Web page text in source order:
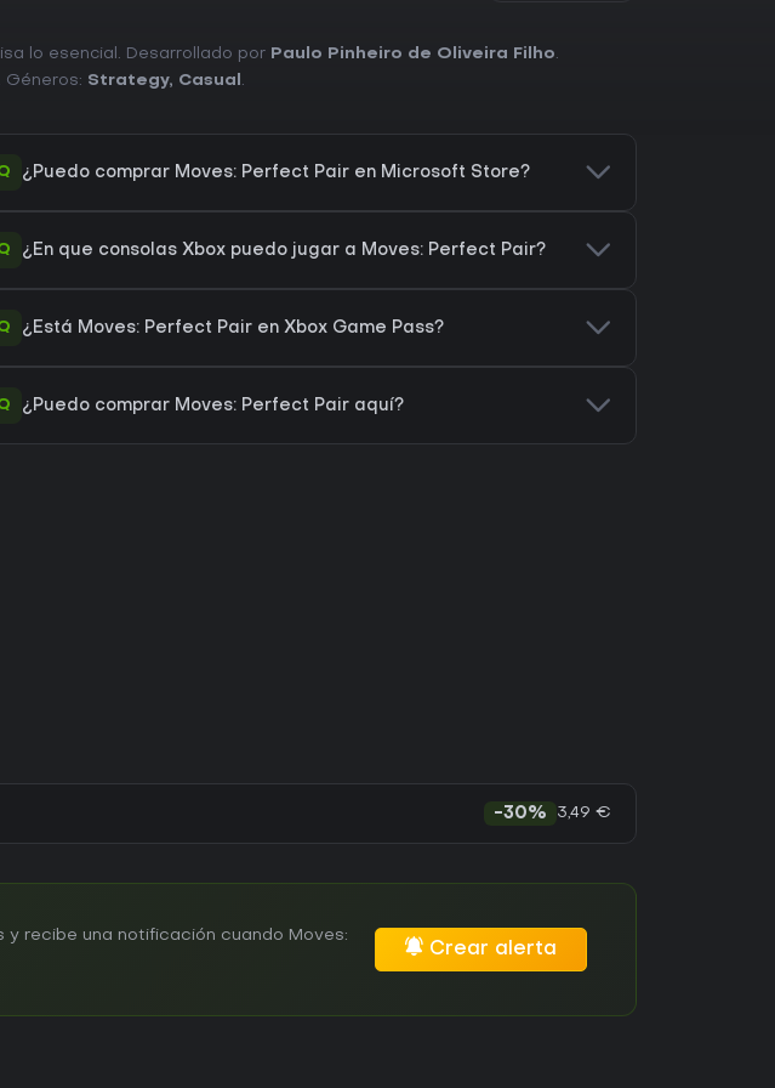
lo esencial. Desarrollado por Paulo Pinheiro de Oliveira Filho.
. Géneros: Strategy, Casual .
¿Puedo comprar Moves: Perfect Pair en Microsoft Store?
¿En que consolas Xbox puedo jugar a Moves: Perfect Pair?
¿Está Moves: Perfect Pair en Xbox Game Pass?
¿Puedo comprar Moves: Perfect Pair aquí?
-30% 3,49 €
y recibe una notificación cuando Moves:
Crear alerta